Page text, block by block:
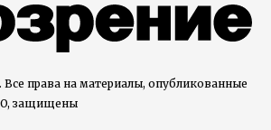
права на материалы, опубликованные
защищены